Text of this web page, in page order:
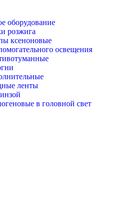
оборудование
розжига
ксеноновые
освещения
ленты
в головной свет